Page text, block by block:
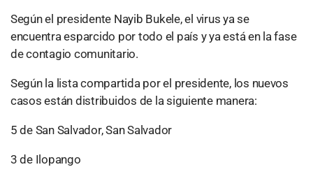
Según el presidente Nayib Bukele, el virus ya se
encuentra esparcido por todo el país y ya está en la fase
de contagio comunitario.
Según la lista compartida por el presidente, los nuevos
casos están distribuidos de la siguiente manera:
5 de San Salvador, San Salvador
3 de Ilopango